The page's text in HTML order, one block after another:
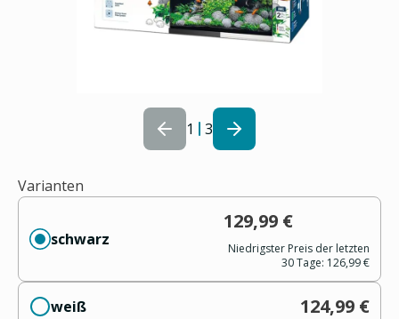
1 3
Varianten
schwarz
129,99 €
Niedrigster Preis der letzten
30 Tage: 126,99 €
weiß 124,99 €